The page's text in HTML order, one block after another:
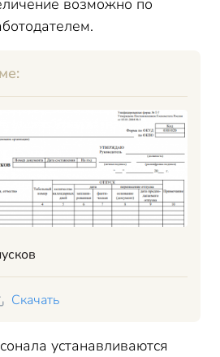
возможно по
Скачать
устанавливаются